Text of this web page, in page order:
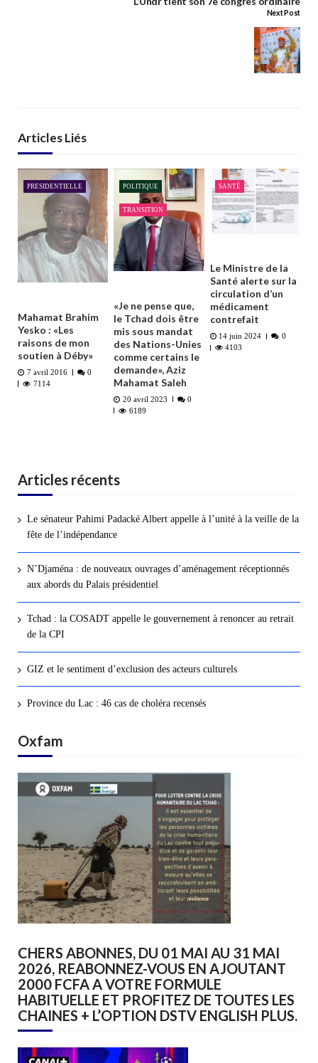
Next Post
Articles Liés
PRESIDENTIELLE
Mahamat Brahim
Yesko : «Les
raisons de mon
soutien à Déby»
7 avril 2016
0
7114
POLITIQUE
TRANSITION
«Je ne pense que,
le Tchad dois être
mis sous mandat
des Nations-Unies
comme certains le
demande», Aziz
Mahamat Saleh
20 avril 2023
0
6189
SANTÉ
Le Ministre de la
Santé alerte sur la
circulation d’un
médicament
contrefait
14 juin 2024
0
4103
Articles récents
Le sénateur Pahimi Padacké Albert appelle à l’unité à la veille de la
fête de l’indépendance
N’Djaména : de nouveaux ouvrages d’aménagement réceptionnés
aux abords du Palais présidentiel
Tchad : la COSADT appelle le gouvernement à renoncer au retrait
de la CPI
GIZ et le sentiment d’exclusion des acteurs culturels
Province du Lac : 46 cas de choléra recensés
Oxfam
CHERS ABONNES, DU 01 MAI AU 31 MAI
2026, REABONNEZ-VOUS EN AJOUTANT
2000 FCFA A VOTRE FORMULE
HABITUELLE ET PROFITEZ DE TOUTES LES
CHAINES + L’OPTION DSTV ENGLISH PLUS.